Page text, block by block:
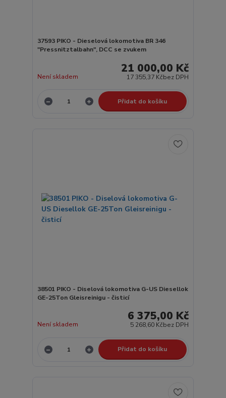
37593 PIKO - Dieselová lokomotiva BR 346
"Pressnitztalbahn", DCC se zvukem
21 000,00 Kč
17 355,37 Kčbez DPH
Není skladem
Přidat do košíku
38501 PIKO - Diselová lokomotiva G-US Diesellok
GE-25Ton Gleisreinigu - čisticí
6 375,00 Kč
5 268,60 Kčbez DPH
Není skladem
Přidat do košíku